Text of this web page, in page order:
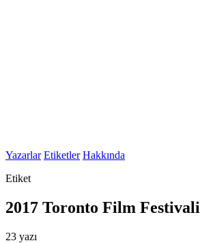
Yazarlar Etiketler Hakkında
Etiket
2017 Toronto Film Festivali
23 yazı